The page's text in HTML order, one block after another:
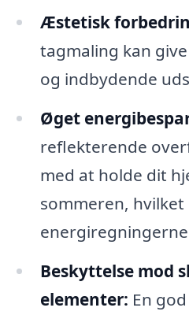
Æstetisk
tagmaling kan
og indbydende
Øget
reflekterende
med at holde dit
sommeren,
Beskyttelse mod
elementer: En